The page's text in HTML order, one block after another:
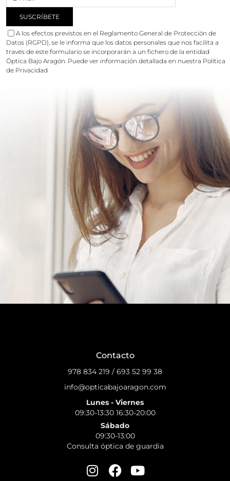
A los efectos previstos en el Reglamento General de Protección de
Datos (RGPD), se le informa que los datos personales que nos facilita a
través de este formulario se incorporarán a un fichero de la entidad
Óptica Bajo Aragón. Puede ver información detallada en nuestra Política
de Privacidad
Contacto
978 834 219 / 693 52 99 38
info@opticabajoaragon.com
Lunes - Viernes
09:30-13:30 16:30-20:00
Sábado
09:30-13:00
Consulta óptica de guardia